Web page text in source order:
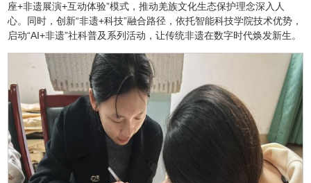
座+非遗展演+互动体验”模式，推动羌族文化生态保护理念深入人
心。同时，创新“非遗+科技”融合路径，依托智能科技学院技术优势，
启动“AI+非遗”社科普及系列活动，让传统非遗在数字时代焕发新生。